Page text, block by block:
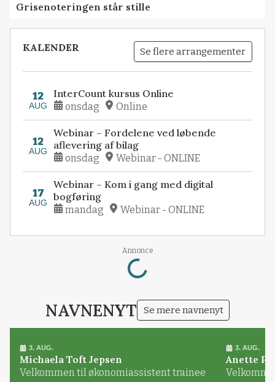
Grisenoteringen står stille
KALENDER Se flere arrangementer
12
AUG
InterCount kursus Online
onsdag Online
12
AUG
Webinar – Fordelene ved løbende
aflevering af bilag
onsdag Webinar - ONLINE
17
AUG
Webinar – Kom i gang med digital
bogføring
mandag Webinar - ONLINE
Annonce
Loading...
NAVNENYT Se mere navnenyt
3. AUG.
Michaela Toft Jepsen
Velkommen til økonomiassistent trainee
3. AUG.
Anette